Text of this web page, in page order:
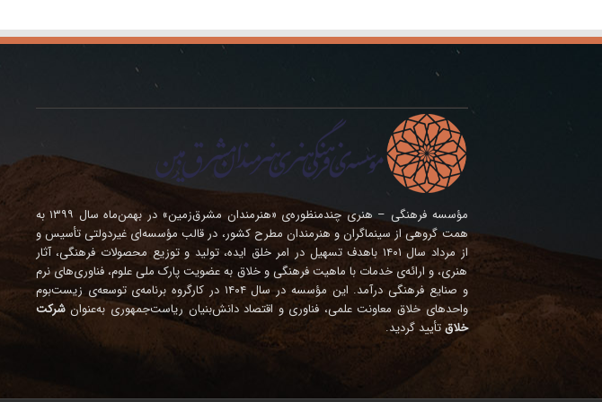
مؤسسه فرهنگی – هنری چندمنظوره‌ی «هنرمندان مشرق‌زمین» در بهمن‌ماه سال ۱۳۹۹ به
همت گروهی از سینماگران و هنرمندان مطرح کشور، در قالب مؤسسه‌ای غیردولتی تأسیس و
از مرداد سال ۱۴۰۱ باهدف تسهیل در امر خلق ایده، تولید و توزیع محصولات فرهنگی، آثار
هنری، و ارائه‌ی خدمات با ماهیت فرهنگی و خلاق به عضویت پارک ملی علوم، فناوری‌های نرم
و صنایع فرهنگی درآمد. این مؤسسه در سال ۱۴۰۴ در کارگروه برنامه‌ی توسعه‌ی زیست‌بوم
واحدهای خلاق معاونت علمی، فناوری و اقتصاد دانش‌بنیان ریاست‌جمهوری به‌عنوانشرکت
خلاقتأیید گردید.